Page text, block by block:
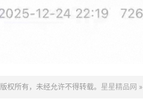
权所有，未经允许不得转载。 星星精品网 »